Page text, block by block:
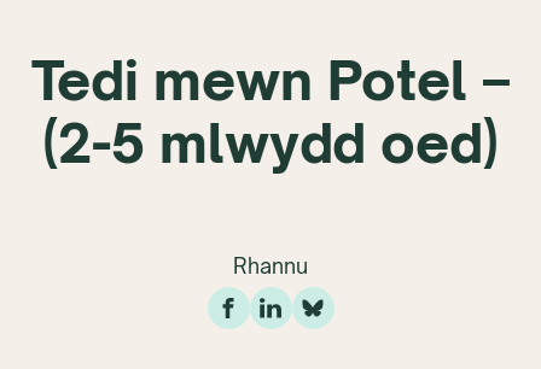
Tedi mewn Potel –
(2-5 mlwydd oed)
Rhannu
Ein gwaith
Digwyddiadau
Data sbwriel
Dilynwch ni